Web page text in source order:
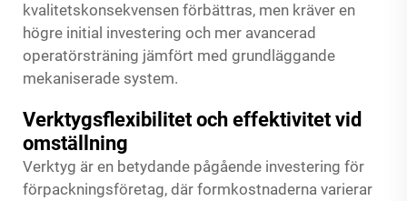
kvalitetskonsekvensen förbättras, men kräver en
högre initial investering och mer avancerad
operatörsträning jämfört med grundläggande
mekaniserade system.
Verktygsflexibilitet och effektivitet vid
omställning
Verktyg är en betydande pågående investering för
förpackningsföretag, där formkostnaderna varierar